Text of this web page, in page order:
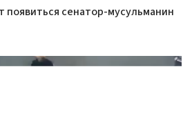
сенатор-мусульманин